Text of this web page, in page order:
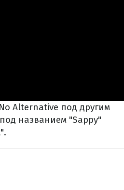
Alternative под другим
названием "Sappy"